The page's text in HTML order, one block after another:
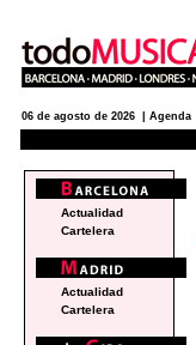
06 de agosto de 2026 | Agenda
Actualidad
Cartelera
Actualidad
Cartelera